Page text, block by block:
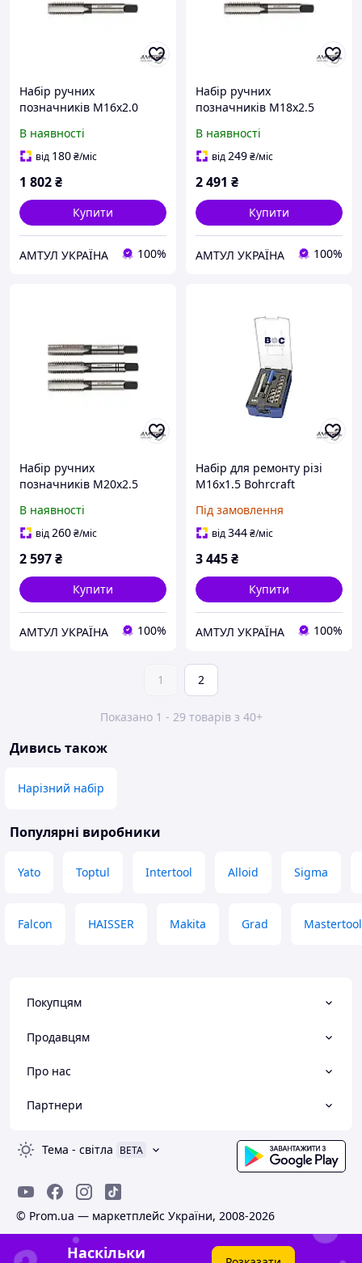
Набір ручних
позначників M16х2.0
В наявності
від 180₴/міс
1 802₴
Купити
АМТУЛ УКРАЇНА 100%
Набір ручних
позначників M18х2.5
В наявності
від249₴/міс
2 491 ₴
Купити
АМТУЛ УКРАЇНА 100%
Набір ручних
позначників M20х2.5
В наявності
від260₴/міс
2 597₴
Купити
АМТУЛ УКРАЇНА 100%
Набір для ремонту різі
M16x1.5 Bohrcraft
Під замовлення
від344₴/міс
3 445₴
Купити
АМТУЛ УКРАЇНА 100%
1 2
Показано 1 - 29 товарів з 40+
Дивись також
Нарізний набір
Популярні виробники
Yato Toptul Intertool Alloid Sigma
Falcon HAISSER Makita Grad Mastertool
Покупцям
Продавцям
Про нас
Партнери
Тема - світла BETA
© Prom.ua — маркетплейс України, 2008-2026
Наскільки